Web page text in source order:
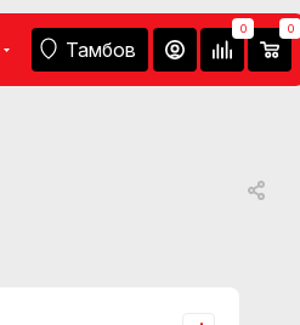
Тамбов
0 0